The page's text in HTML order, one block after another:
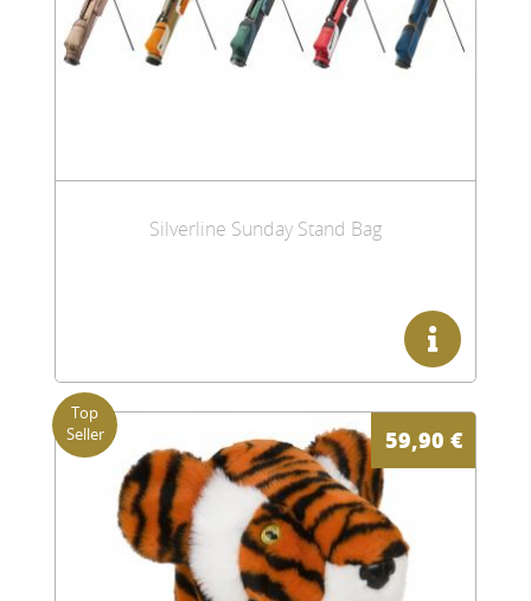
Silverline Sunday Stand Bag
59,90 €